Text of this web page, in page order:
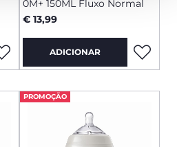
0M+ 150ML Fluxo Normal
€ 13,99
ADICIONAR
PROMOÇÃO